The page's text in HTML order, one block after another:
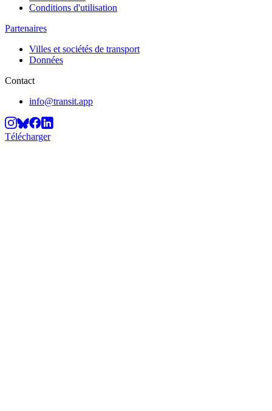
Conditions d'utilisation
Partenaires
Villes et sociétés de transport
Données
Contact
info@transit.app
Télécharger